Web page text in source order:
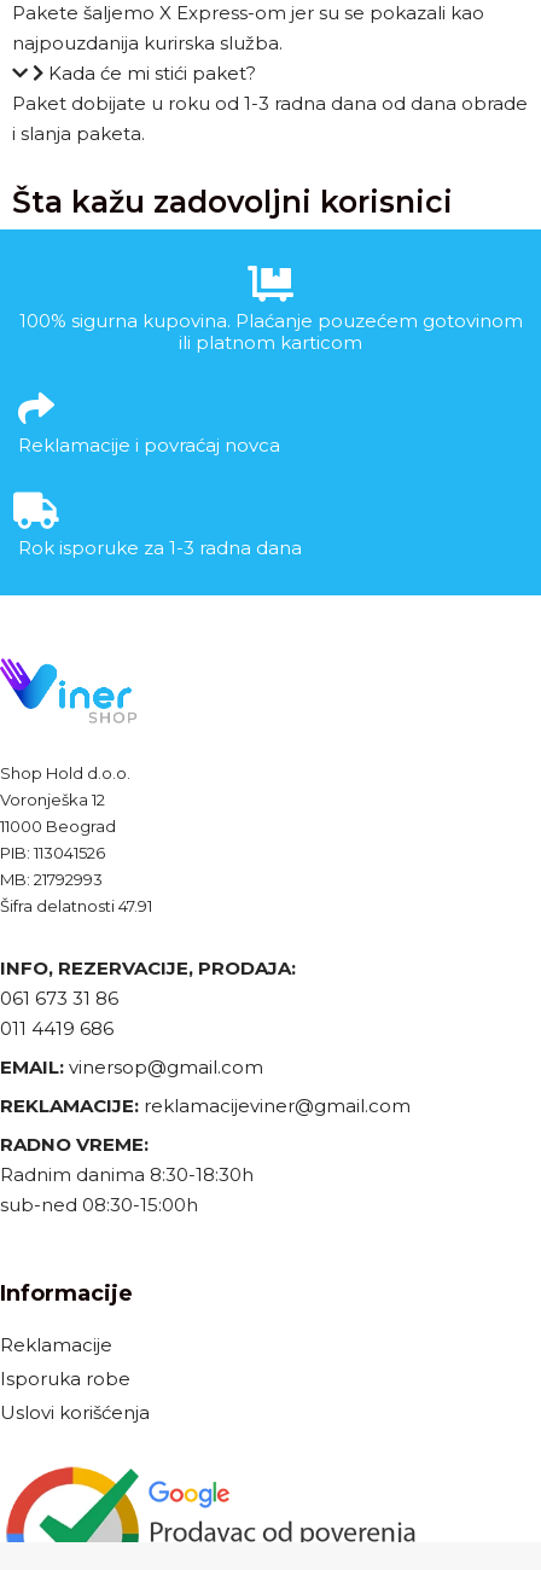
Pakete šaljemo X Express-om jer su se pokazali kao
najpouzdanija kurirska služba.
Kada će mi stići paket?
Paket dobijate u roku od 1-3 radna dana od dana obrade
i slanja paketa.
Šta kažu zadovoljni korisnici
100% sigurna kupovina. Plaćanje pouzećem gotovinom
ili platnom karticom
Reklamacije i povraćaj novca
Rok isporuke za 1-3 radna dana
Shop Hold d.o.o.
Voronješka 12
11000 Beograd
PIB: 113041526
MB: 21792993
Šifra delatnosti 47.91
INFO, REZERVACIJE, PRODAJA:
061 673 31 86
011 4419 686
EMAIL: vinersop@gmail.com
REKLAMACIJE: reklamacijeviner@gmail.com
RADNO VREME:
Radnim danima 8:30-18:30h
sub-ned 08:30-15:00h
Informacije
Reklamacije
Isporuka robe
Uslovi korišćenja